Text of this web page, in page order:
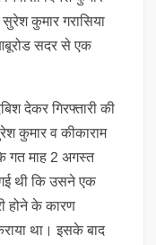
सुरेश कुमार गरासिया
आबूरोड सदर से एक
देकर गिरफ्तारी की
कुमार व कीकाराम
गत माह 2 अगस्त
गई थी कि उसने एक
होने के कारण
था। इसके बाद